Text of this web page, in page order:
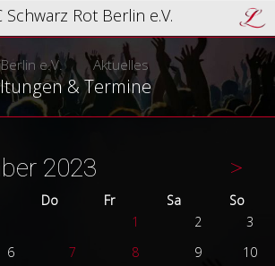
Schwarz Rot Berlin e.V.
e.V. Aktuelles
& Termine
2023 >
DonnerstagFreitag Samstag So
1
2
3
6 7 8 9
10